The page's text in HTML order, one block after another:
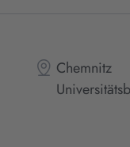
Chemnitz